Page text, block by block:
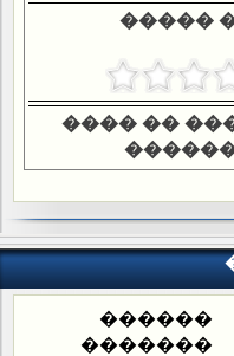
�����
���� ��
������
�������